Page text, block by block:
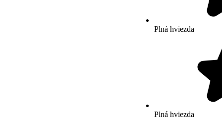
Plná hviezda
Plná hviezda